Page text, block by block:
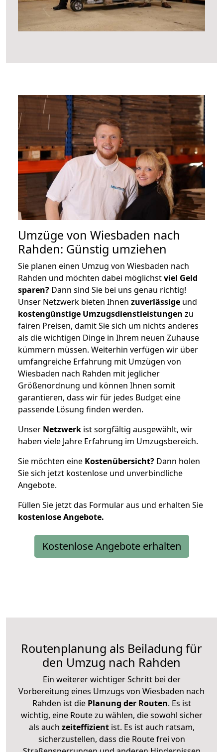
Umzüge von Wiesbaden nach
Rahden: Günstig umziehen
Sie planen einen Umzug von Wiesbaden nach
Rahden und möchten dabei möglichstviel Geld
sparen? Dann sind Sie bei uns genau richtig!
Unser Netzwerk bieten Ihnen zuverlässige und
kostengünstige Umzugsdienstleistungen zu
fairen Preisen, damit Sie sich um nichts anderes
als die wichtigen Dinge in Ihrem neuen Zuhause
kümmern müssen. Weiterhin verfügen wir über
umfangreiche Erfahrung mit Umzügen von
Wiesbaden nach Rahden mit jeglicher
Größenordnung und können Ihnen somit
garantieren, dass wir für jedes Budget eine
passende Lösung finden werden.
Unser Netzwerk ist sorgfältig ausgewählt, wir
haben viele Jahre Erfahrung im Umzugsbereich.
Sie möchten eine Kostenübersicht? Dann holen
Sie sich jetzt kostenlose und unverbindliche
Angebote.
Füllen Sie jetzt das Formular aus und erhalten Sie
kostenloseAngebote.
Kostenlose Angebote erhalten
Routenplanung als Beiladung für
den Umzug nach Rahden
Ein weiterer wichtiger Schritt bei der
Vorbereitung eines Umzugs von Wiesbaden nach
Rahden ist diePlanung der Routen. Es ist
wichtig, eine Route zu wählen, die sowohl sicher
als auch zeiteffizientist. Es ist auch ratsam,
sicherzustellen, dass die Route frei von